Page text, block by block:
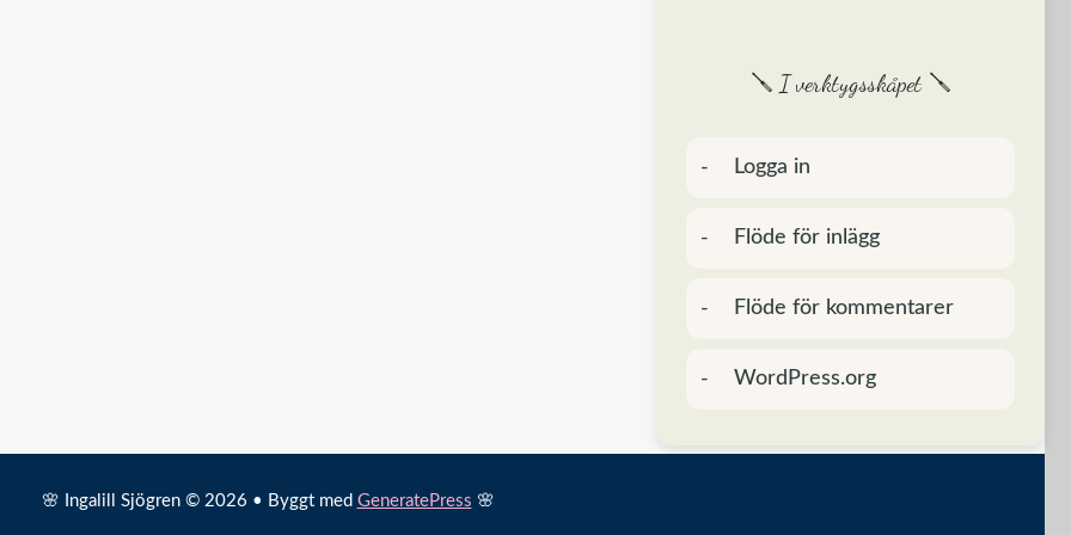
🪛 I verktygsskåpet 🪛
Logga in
Flöde för inlägg
Flöde för kommentarer
WordPress.org
🌸 Ingalill Sjögren © 2026 • Byggt med GeneratePress 🌸